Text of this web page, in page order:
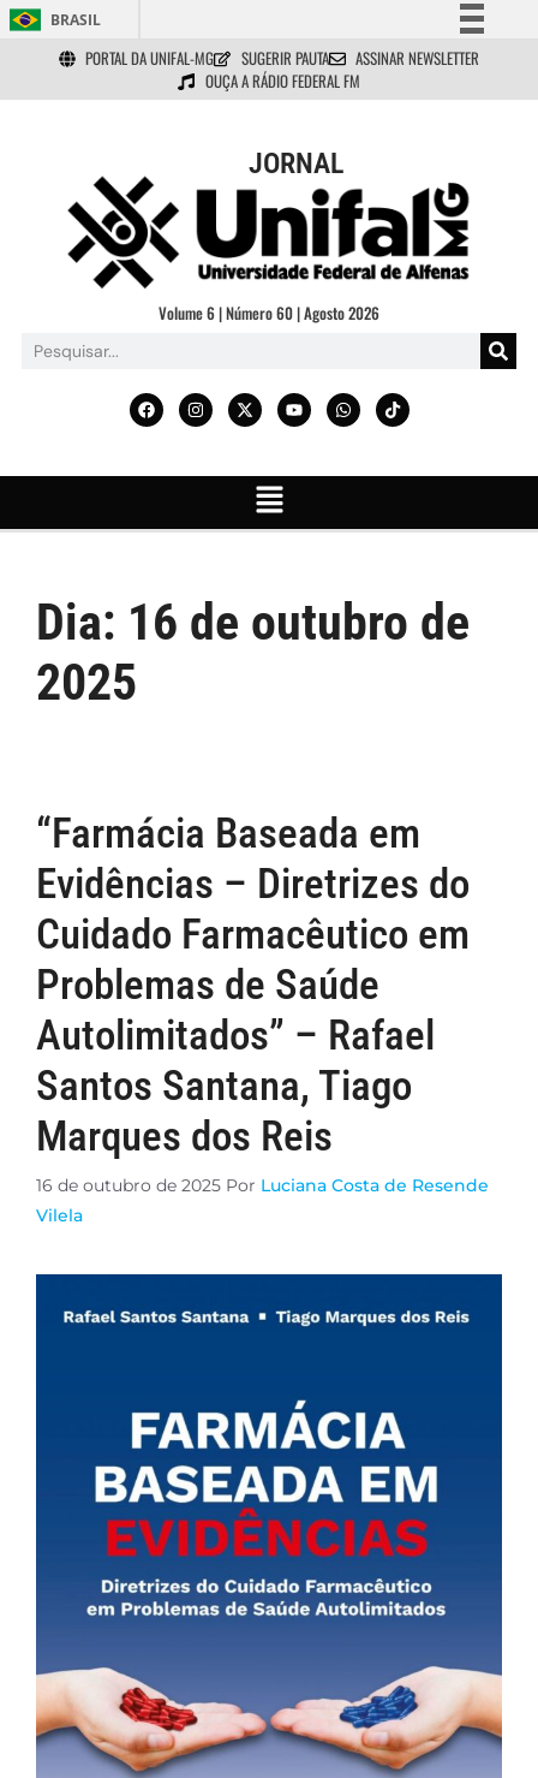
BRASIL
Simplifique!
Comunica BR
Acesso à informação
Legislação
Canais
PORTAL DA UNIFAL-MG SUGERIR PAUTA
ASSINAR NEWSLETTER
OUÇA A RÁDIO FEDERAL FM
JORNAL
Volume 6 | Número 60 | Agosto 2026
Dia: 16 de outubro de
2025
“Farmácia Baseada em
Evidências – Diretrizes do
Cuidado Farmacêutico em
Problemas de Saúde
Autolimitados” – Rafael
Santos Santana, Tiago
Marques dos Reis
16 de outubro de 2025 Por Luciana Costa de Resende
Vilela